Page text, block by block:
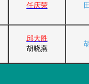
任庆荣
邱大胜
胡晓燕